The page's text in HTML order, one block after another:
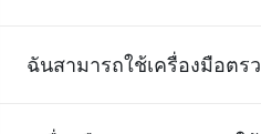
ฉันสามารถใช้เครื่องมือตร